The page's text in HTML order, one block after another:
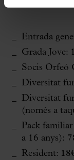
Entrada
Grada Jove:
Socis Orfeó
Diversitat
Diversitat
(només a
Pack
a 16 anys):
Resident: